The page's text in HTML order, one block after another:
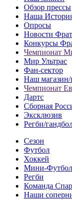
Обзор прессы
Наша
Опросы
Новости
Конкурсы
Чемпионат
Мир Ультрас
Фан-cектор
Наш магазин/
Чемпионат
Дартс
Сборная
Эксклюзив
Регби/
Сезон
Футбол
Хоккей
Мини-Футбол
Регби
Команда
Наши